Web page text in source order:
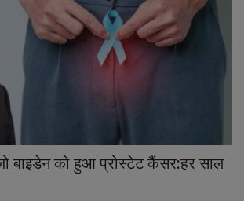
कैसे करें रविवार व्रत? जानें पूजा नियम,